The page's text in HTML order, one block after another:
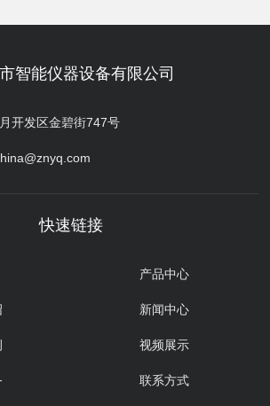
智能仪器设备有限公司
开发区金碧街747号
快速链接
产品中心
新闻中心
视频展示
联系方式